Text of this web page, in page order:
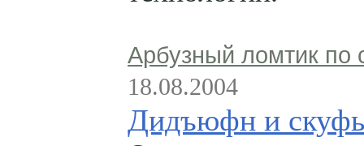
Арбузный ломтик по
18.08.2004
Дидъюфн и